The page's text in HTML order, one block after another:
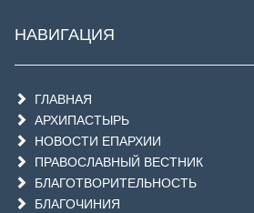
НАВИГАЦИЯ
ГЛАВНАЯ
АРХИПАСТЫРЬ
НОВОСТИ ЕПАРХИИ
ПРАВОСЛАВНЫЙ ВЕСТНИК
БЛАГОТВОРИТЕЛЬНОСТЬ
БЛАГОЧИНИЯ